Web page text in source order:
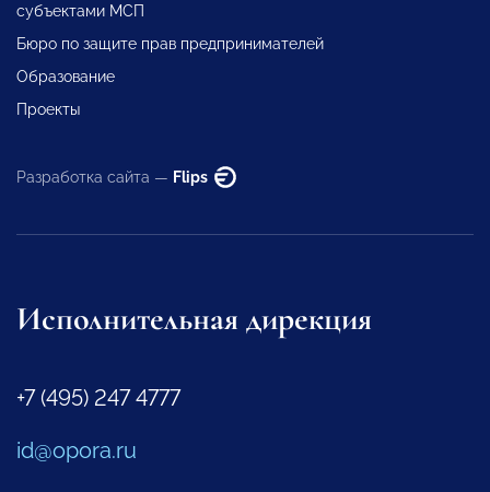
субъектами МСП
Бюро по защите прав предпринимателей
Образование
Проекты
Разработка сайта — Flips
Исполнительная дирекция
+7 (495) 247 4777
id@opora.ru